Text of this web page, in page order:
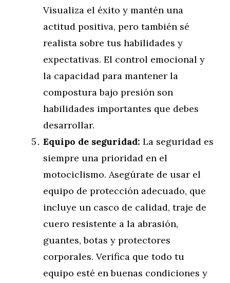
Visualiza el éxito y mantén una
actitud positiva, pero también sé
realista sobre tus habilidades y
expectativas. El control emocional y
la capacidad para mantener la
compostura bajo presión son
habilidades importantes que debes
desarrollar.
Equipo de seguridad: La seguridad es
siempre una prioridad en el
motociclismo. Asegúrate de usar el
equipo de protección adecuado, que
incluye un casco de calidad, traje de
cuero resistente a la abrasión,
guantes, botas y protectores
corporales. Verifica que todo tu
equipo esté en buenas condiciones y